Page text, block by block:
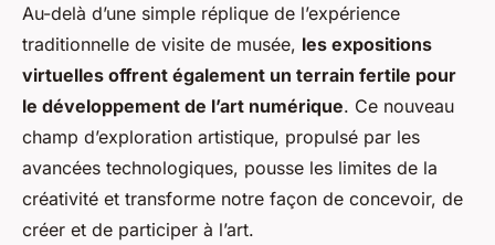
Au-delà d’une simple réplique de l’expérience
traditionnelle de visite de musée, les expositions
virtuelles offrent également un terrain fertile pour
le développement de l’art numérique. Ce nouveau
champ d’exploration artistique, propulsé par les
avancées technologiques, pousse les limites de la
créativité et transforme notre façon de concevoir, de
créer et de participer à l’art.